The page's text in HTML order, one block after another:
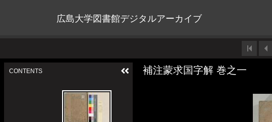
広島大学図書館デジタルアーカイブ